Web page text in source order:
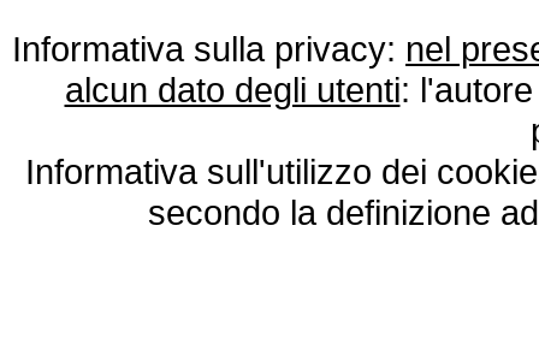
Informativa sulla privacy: nel
alcun dato degli utenti:
Informativa sull'utilizzo dei
secondo la definizione